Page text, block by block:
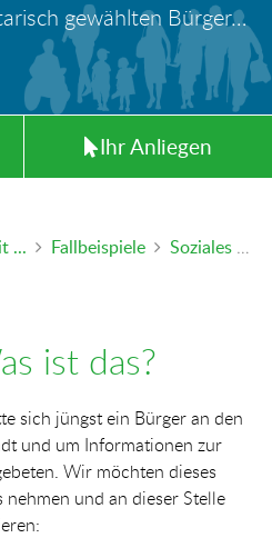
Tagung der parlamentarisch gewählten Bürger-und Polizeibeauftragten der Länder in Berlin
Information: Die Wohngeldstelle darf Nachweise über Bemühungen zur Aufnahme einer Erwerbstätigkeit fordern
Türöffnung durch Feuerwehr – wer haftet für die Folgen?
Trinkwasserleitungen aus Blei - gefährlich und inzwischen auch verboten!
IhrAnliegen
... Fallbeispiele Soziales & Familie
ist das?
sich jüngst ein Bürger an den
und um Informationen zur
Wir möchten dieses
nehmen und an dieser Stelle